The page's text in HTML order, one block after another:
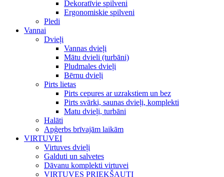
Dekoratīvie spilveni
Ergonomiskie spilveni
Pledi
Vannai
Dvieļi
Vannas dvieļi
Mātu dvieli (turbāni)
Pludmales dvieļi
Bērnu dvieļi
Pirts lietas
Pirts cepures ar uzrakstiem un bez
Pirts svārki, saunas dvieļi, komplekti
Matu dvieļi, turbāni
Halāti
Apģerbs brīvajām laikām
VIRTUVEI
Virtuves dvieļi
Galduti un salvetes
Dāvanu komplekti virtuvei
VIRTUVES PRIEKŠAUTI